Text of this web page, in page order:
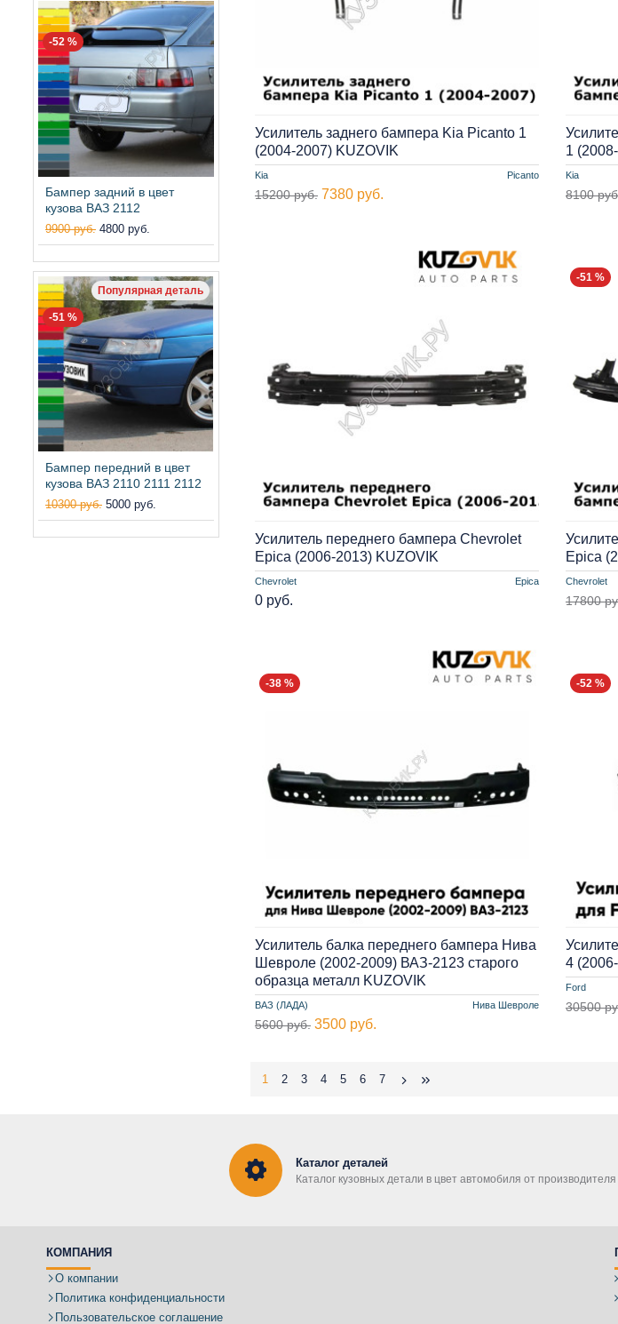
-52 %
Бампер задний в цвет
кузова ВАЗ 2112
9900 руб. 4800 руб.
Популярная деталь
-51 %
Бампер передний в цвет
кузова ВАЗ 2110 2111 2112
10300 руб. 5000 руб.
Kia Picanto
Усилитель заднего бампера Kia Picanto 1
(2004-2007) KUZOVIK
15200 руб. 7380 руб.
Kia
1
8100
Chevrolet Epica
Усилитель переднего бампера Chevrolet
Epica (2006-2013) KUZOVIK
0 руб.
-51 %
Chevrolet
Epica
17800
-38 %
ВАЗ (ЛАДА) Нива Шевроле
Усилитель балка переднего бампера Нива
Шевроле (2002-2009) ВАЗ-2123 старого
образца металл KUZOVIK
5600 руб. 3500 руб.
-52 %
Ford
4
30500
1 2 3 4 5 6 7
Каталог деталей
Каталог кузовных детали в цвет автомобиля от производителя
КОМПАНИЯ
О компании
Политика конфиденциальности
Пользовательское соглашение